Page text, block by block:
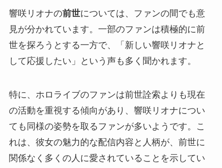
響咲リオナの前世については、ファンの間でも意
見が分かれています。一部のファンは積極的に前
世を探ろうとする一方で、「新しい響咲リオナと
して応援したい」という声も多く聞かれます。
特に、ホロライブのファンは前世詮索よりも現在
の活動を重視する傾向があり、響咲リオナについ
ても同様の姿勢を取るファンが多いようです。こ
れは、彼女の魅力的な配信内容と人柄が、前世に
関係なく多くの人に愛されていることを示してい